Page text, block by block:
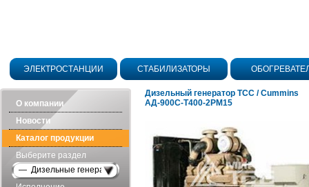
ЭЛЕКТРОСТАНЦИИ СТАБИЛИЗАТОРЫ
О компании
Новости
Каталог продукции
Выберите раздел
— Дизельные генераторы открытого исполнения
Дизельный генератор ТСС / Cummins
АД-900С-Т400-2РМ15